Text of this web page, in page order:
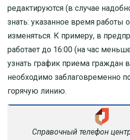
редактируются (в случае
знать: указанное время работы
изменяться. К примеру, в
работает до 16:00 (на час
узнать график приема граждан
необходимо заблаговременно
горячую линию.
Справочный телефон